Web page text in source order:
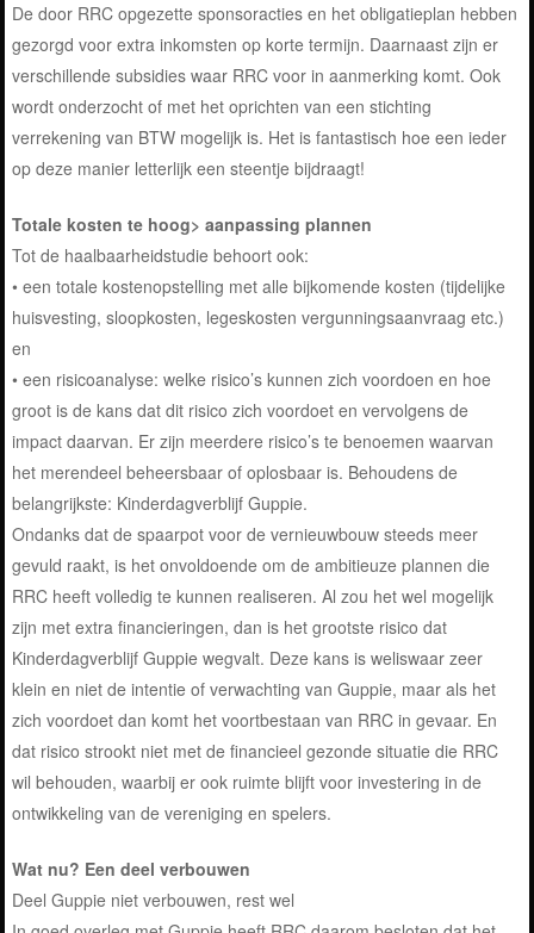
De door RRC opgezette sponsoracties en het obligatieplan hebben
gezorgd voor extra inkomsten op korte termijn. Daarnaast zijn er
verschillende subsidies waar RRC voor in aanmerking komt. Ook
wordt onderzocht of met het oprichten van een stichting
verrekening van BTW mogelijk is. Het is fantastisch hoe een ieder
op deze manier letterlijk een steentje bijdraagt!
Totale kosten te hoog> aanpassing plannen
Tot de haalbaarheidstudie behoort ook:
• een totale kostenopstelling met alle bijkomende kosten (tijdelijke
huisvesting, sloopkosten, legeskosten vergunningsaanvraag etc.)
en
• een risicoanalyse: welke risico’s kunnen zich voordoen en hoe
groot is de kans dat dit risico zich voordoet en vervolgens de
impact daarvan. Er zijn meerdere risico’s te benoemen waarvan
het merendeel beheersbaar of oplosbaar is. Behoudens de
belangrijkste: Kinderdagverblijf Guppie.
Ondanks dat de spaarpot voor de vernieuwbouw steeds meer
gevuld raakt, is het onvoldoende om de ambitieuze plannen die
RRC heeft volledig te kunnen realiseren. Al zou het wel mogelijk
zijn met extra financieringen, dan is het grootste risico dat
Kinderdagverblijf Guppie wegvalt. Deze kans is weliswaar zeer
klein en niet de intentie of verwachting van Guppie, maar als het
zich voordoet dan komt het voortbestaan van RRC in gevaar. En
dat risico strookt niet met de financieel gezonde situatie die RRC
wil behouden, waarbij er ook ruimte blijft voor investering in de
ontwikkeling van de vereniging en spelers.
Wat nu? Een deel verbouwen
Deel Guppie niet verbouwen, rest wel